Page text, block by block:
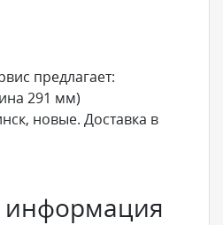
предлагает:
291 мм)
новые. Доставка в
информация